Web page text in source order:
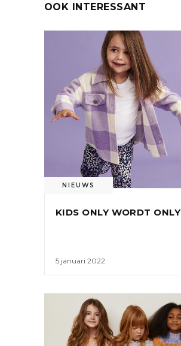
OOK INTERESSANT
NIEUWS
KIDS ONLY WORDT ONLY
5 januari 2022